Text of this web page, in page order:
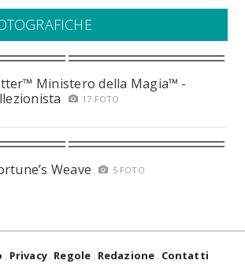
Ministero della Magia™ -
17 FOTO
Weave 5 FOTO
Privacy Regole Redazione Contatti